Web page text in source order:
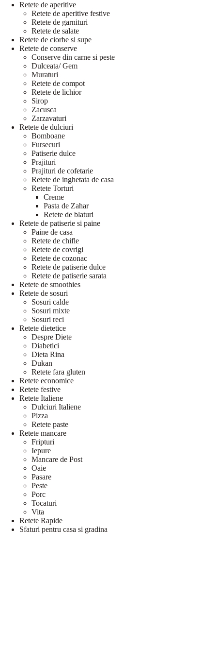
Retete de aperitive
Retete de aperitive festive
Retete de garnituri
Retete de salate
Retete de ciorbe si supe
Retete de conserve
Conserve din carne si peste
Dulceata/ Gem
Muraturi
Retete de compot
Retete de lichior
Sirop
Zacusca
Zarzavaturi
Retete de dulciuri
Bomboane
Fursecuri
Patiserie dulce
Prajituri
Prajituri de cofetarie
Retete de inghetata de casa
Retete Torturi
Creme
Pasta de Zahar
Retete de blaturi
Retete de patiserie si paine
Paine de casa
Retete de chifle
Retete de covrigi
Retete de cozonac
Retete de patiserie dulce
Retete de patiserie sarata
Retete de smoothies
Retete de sosuri
Sosuri calde
Sosuri mixte
Sosuri reci
Retete dietetice
Despre Diete
Diabetici
Dieta Rina
Dukan
Retete fara gluten
Retete economice
Retete festive
Retete Italiene
Dulciuri Italiene
Pizza
Retete paste
Retete mancare
Fripturi
Iepure
Mancare de Post
Oaie
Pasare
Peste
Porc
Tocaturi
Vita
Retete Rapide
Sfaturi pentru casa si gradina